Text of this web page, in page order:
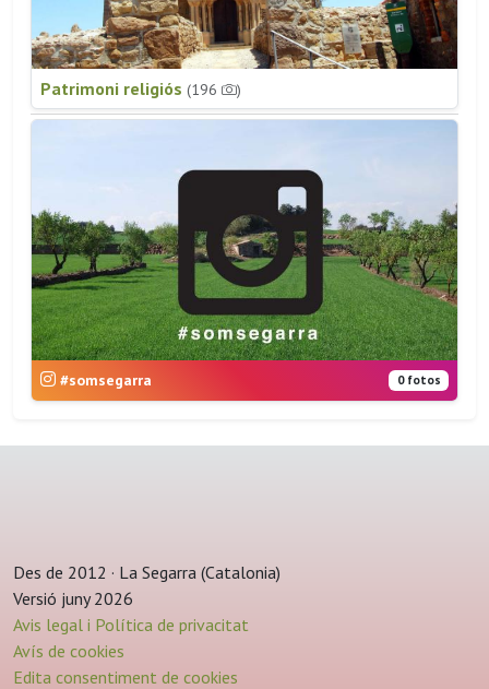
Patrimoni religiós (196 )
#somsegarra 0 fotos
Des de 2012 · La Segarra (Catalonia)
Versió juny 2026
Avis legal i Política de privacitat
Avís de cookies
Edita consentiment de cookies